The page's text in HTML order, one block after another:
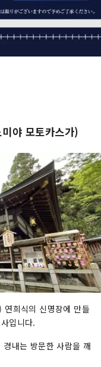
야 모토카스가)
연희식의 신명장에 만들
입니다.
내는 방문한 사람을 깨